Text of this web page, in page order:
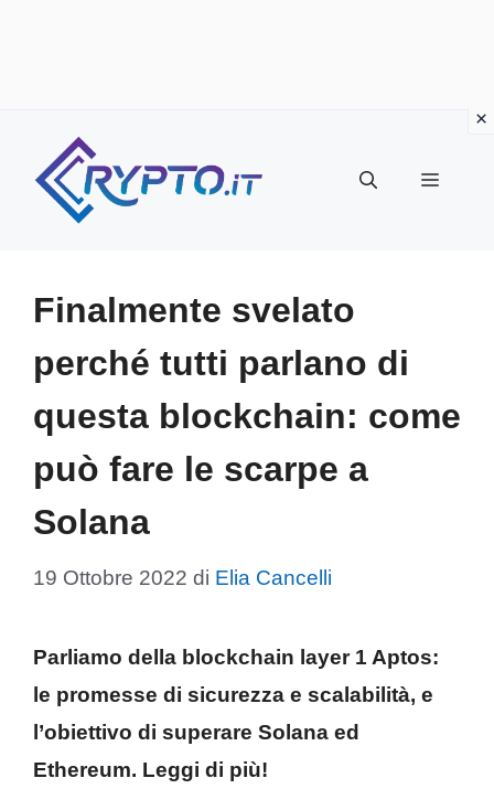
contenuto
Menu
Finalmente svelato
perché tutti parlano di
questa blockchain: come
può fare le scarpe a
Solana
19 Ottobre 2022 di Elia Cancelli
Parliamo della blockchain layer 1 Aptos:
le promesse di sicurezza e scalabilità, e
l’obiettivo di superare Solana ed
Ethereum. Leggi di più!